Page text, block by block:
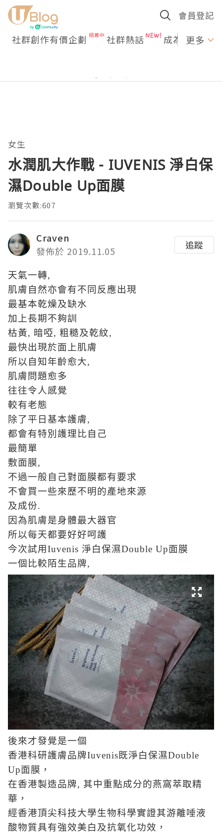
會員登記
社群創作有價企劃 社群熱話 成為U更多
女生
水潤肌大作戰 - IUVENIS 淨白保
濕Double Up面膜
瀏覽次數:607
Craven
發佈於 2019.11.05
追蹤
天氣一轉,
肌膚自然亦會有不同反應出現
最基本乾燥及缺水
加上長期不夠訓
枯黃, 暗啞, 粗糙及乾紋,
最快出現於面上肌膚
所以自知年齡愈大,
肌膚問題愈多
往往令人感覺
較有老態
除了平日基本護膚,
都會有特別護理比自己
最簡單
敷面膜,
不過一般自己對面膜都有要求
不會買一些來歷不明的產地來源
及成份.
因為肌膚是身體最大器官
所以每天都要好好呵護
今次試用Iuvenis 淨白保濕Double Up面膜
一個比較陌生品牌,
後來才發覺是一個
香港科研護膚品牌Iuvenis既淨白保濕Double
Up面膜，
在香港製造品牌, 其中重點成分的燕窩萃取精
華，
經香港頂尖科技大學生物科學實證其游離唾液
酸物質具有強效美白及抗氧化功效，